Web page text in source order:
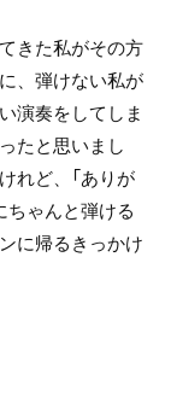
きた私がその方
、弾けない私が
演奏をしてしま
たと思いまし
れど、「ありが
ゃんと弾ける
に帰るきっかけ